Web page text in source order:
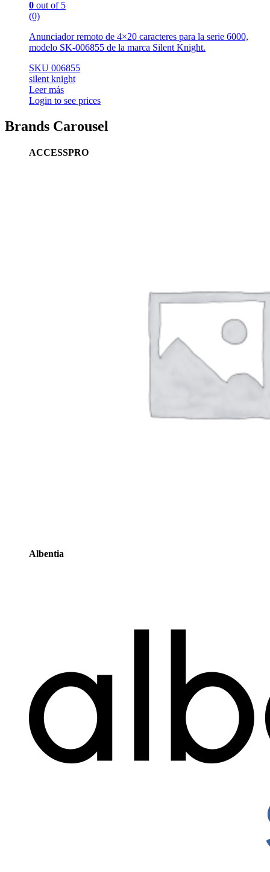
0 out of 5
(0)
Anunciador remoto de 4×20 caracteres para la serie 6000,
modelo SK-006855 de la marca Silent Knight.
SKU 006855
silent knight
Leer más
Login to see prices
Brands Carousel
ACCESSPRO
Albentia